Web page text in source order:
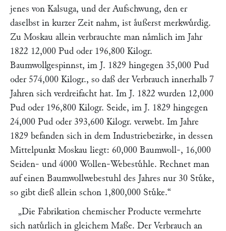
jenes von Kalsuga, und der Aufschwung, den er
daselbst in kurzer Zeit nahm, ist aͤußerst merkwuͤrdig.
Zu Moskau allein verbrauchte man naͤmlich im Jahr
1822 12,000 Pud oder 196,800 Kilogr.
Baumwollgespinnst, im J. 1829 hingegen 35,000 Pud
oder 574,000 Kilogr., so daß der Verbrauch innerhalb 7
Jahren sich verdreifacht hat. Im J. 1822 wurden 12,000
Pud oder 196,800 Kilogr. Seide, im J. 1829 hingegen
24,000 Pud oder 393,600 Kilogr. verwebt. Im Jahre
1829 befanden sich in dem Industriebezirke, in dessen
Mittelpunkt Moskau liegt: 60,000 Baumwoll-, 16,000
Seiden- und 4000 Wollen-Webestuͤhle. Rechnet man
auf einen Baumwollwebestuhl des Jahres nur 30 Stuͤke,
so gibt dieß allein schon 1,800,000 Stuͤke.“
„Die Fabrikation chemischer Producte vermehrte
sich natuͤrlich in gleichem Maße. Der Verbrauch an